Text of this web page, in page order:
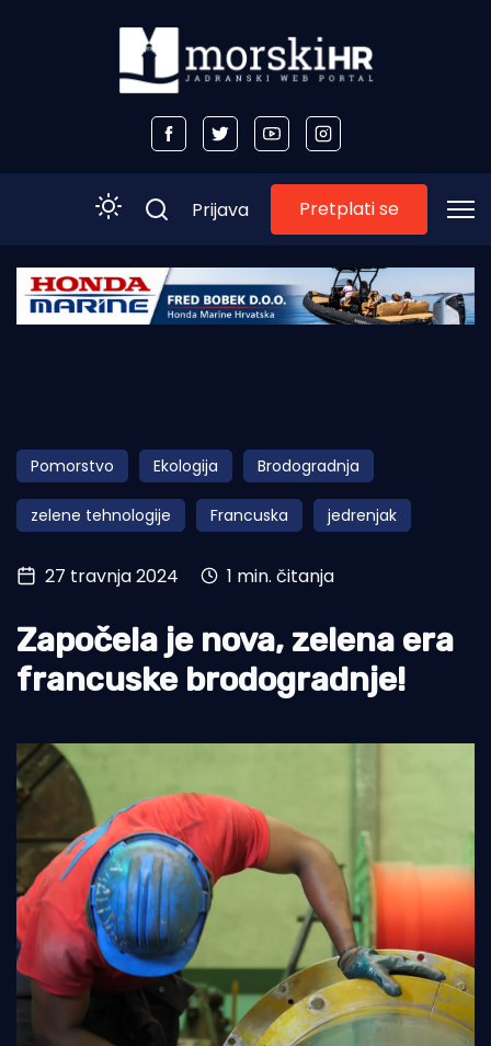
Početna
Obala
Otoci
Turizam i nautika
Pomorstvo
Ekologija
Prijava Pretplati se
Pomorstvo Ekologija Brodogradnja
zelene tehnologije Francuska jedrenjak
27 travnja 2024 1 min. čitanja
Započela je nova, zelena era
francuske brodogradnje!